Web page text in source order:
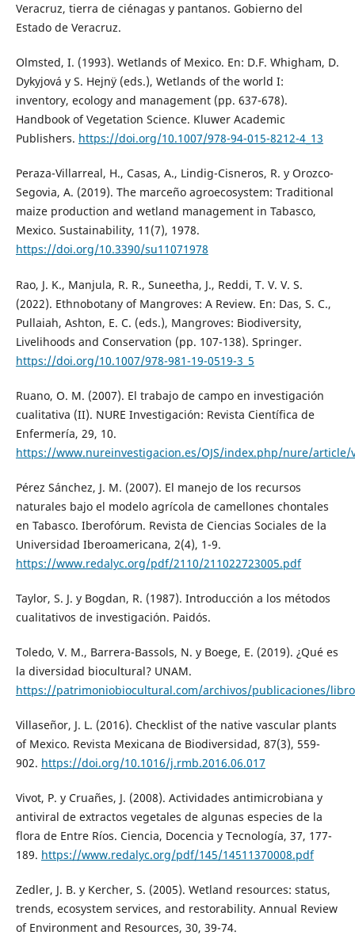
Veracruz, tierra de ciénagas y pantanos. Gobierno del
Estado de Veracruz.
Olmsted, I. (1993). Wetlands of Mexico. En: D.F. Whigham, D.
Dykyjová y S. Hejnÿ (eds.), Wetlands of the world I:
inventory, ecology and management (pp. 637-678).
Handbook of Vegetation Science. Kluwer Academic
Publishers. https://doi.org/10.1007/978-94-015-8212-4_13
Peraza-Villarreal, H., Casas, A., Lindig-Cisneros, R. y Orozco-
Segovia, A. (2019). The marceño agroecosystem: Traditional
maize production and wetland management in Tabasco,
Mexico. Sustainability, 11(7), 1978.
https://doi.org/10.3390/su11071978
Rao, J. K., Manjula, R. R., Suneetha, J., Reddi, T. V. V. S.
(2022). Ethnobotany of Mangroves: A Review. En: Das, S. C.,
Pullaiah, Ashton, E. C. (eds.), Mangroves: Biodiversity,
Livelihoods and Conservation (pp. 107-138). Springer.
https://doi.org/10.1007/978-981-19-0519-3_5
Ruano, O. M. (2007). El trabajo de campo en investigación
cualitativa (II). NURE Investigación: Revista Científica de
Enfermería, 29, 10.
https://www.nureinvestigacion.es/OJS/index.php/nure/article/
Pérez Sánchez, J. M. (2007). El manejo de los recursos
naturales bajo el modelo agrícola de camellones chontales
en Tabasco. Iberofórum. Revista de Ciencias Sociales de la
Universidad Iberoamericana, 2(4), 1-9.
https://www.redalyc.org/pdf/2110/211022723005.pdf
Taylor, S. J. y Bogdan, R. (1987). Introducción a los métodos
cualitativos de investigación. Paidós.
Toledo, V. M., Barrera-Bassols, N. y Boege, E. (2019). ¿Qué es
la diversidad biocultural? UNAM.
https://patrimoniobiocultural.com/archivos/publicaciones/
Villaseñor, J. L. (2016). Checklist of the native vascular plants
of Mexico. Revista Mexicana de Biodiversidad, 87(3), 559-
902. https://doi.org/10.1016/j.rmb.2016.06.017
Vivot, P. y Cruañes, J. (2008). Actividades antimicrobiana y
antiviral de extractos vegetales de algunas especies de la
flora de Entre Ríos. Ciencia, Docencia y Tecnología, 37, 177-
189. https://www.redalyc.org/pdf/145/14511370008.pdf
Zedler, J. B. y Kercher, S. (2005). Wetland resources: status,
trends, ecosystem services, and restorability. Annual Review
of Environment and Resources, 30, 39-74.